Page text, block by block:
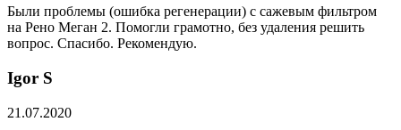
Были проблемы (ошибка регенерации) с сажевым фильтром
на Рено Меган 2. Помогли грамотно, без удаления решить
вопрос. Спасибо. Рекомендую.
​Igor S
21.07.2020